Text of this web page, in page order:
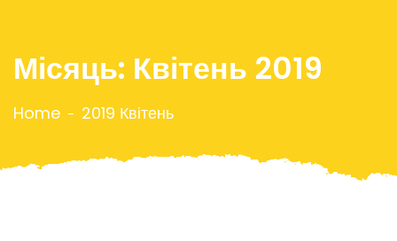
Місяць: Квітень 2019
Home 2019 Квітень